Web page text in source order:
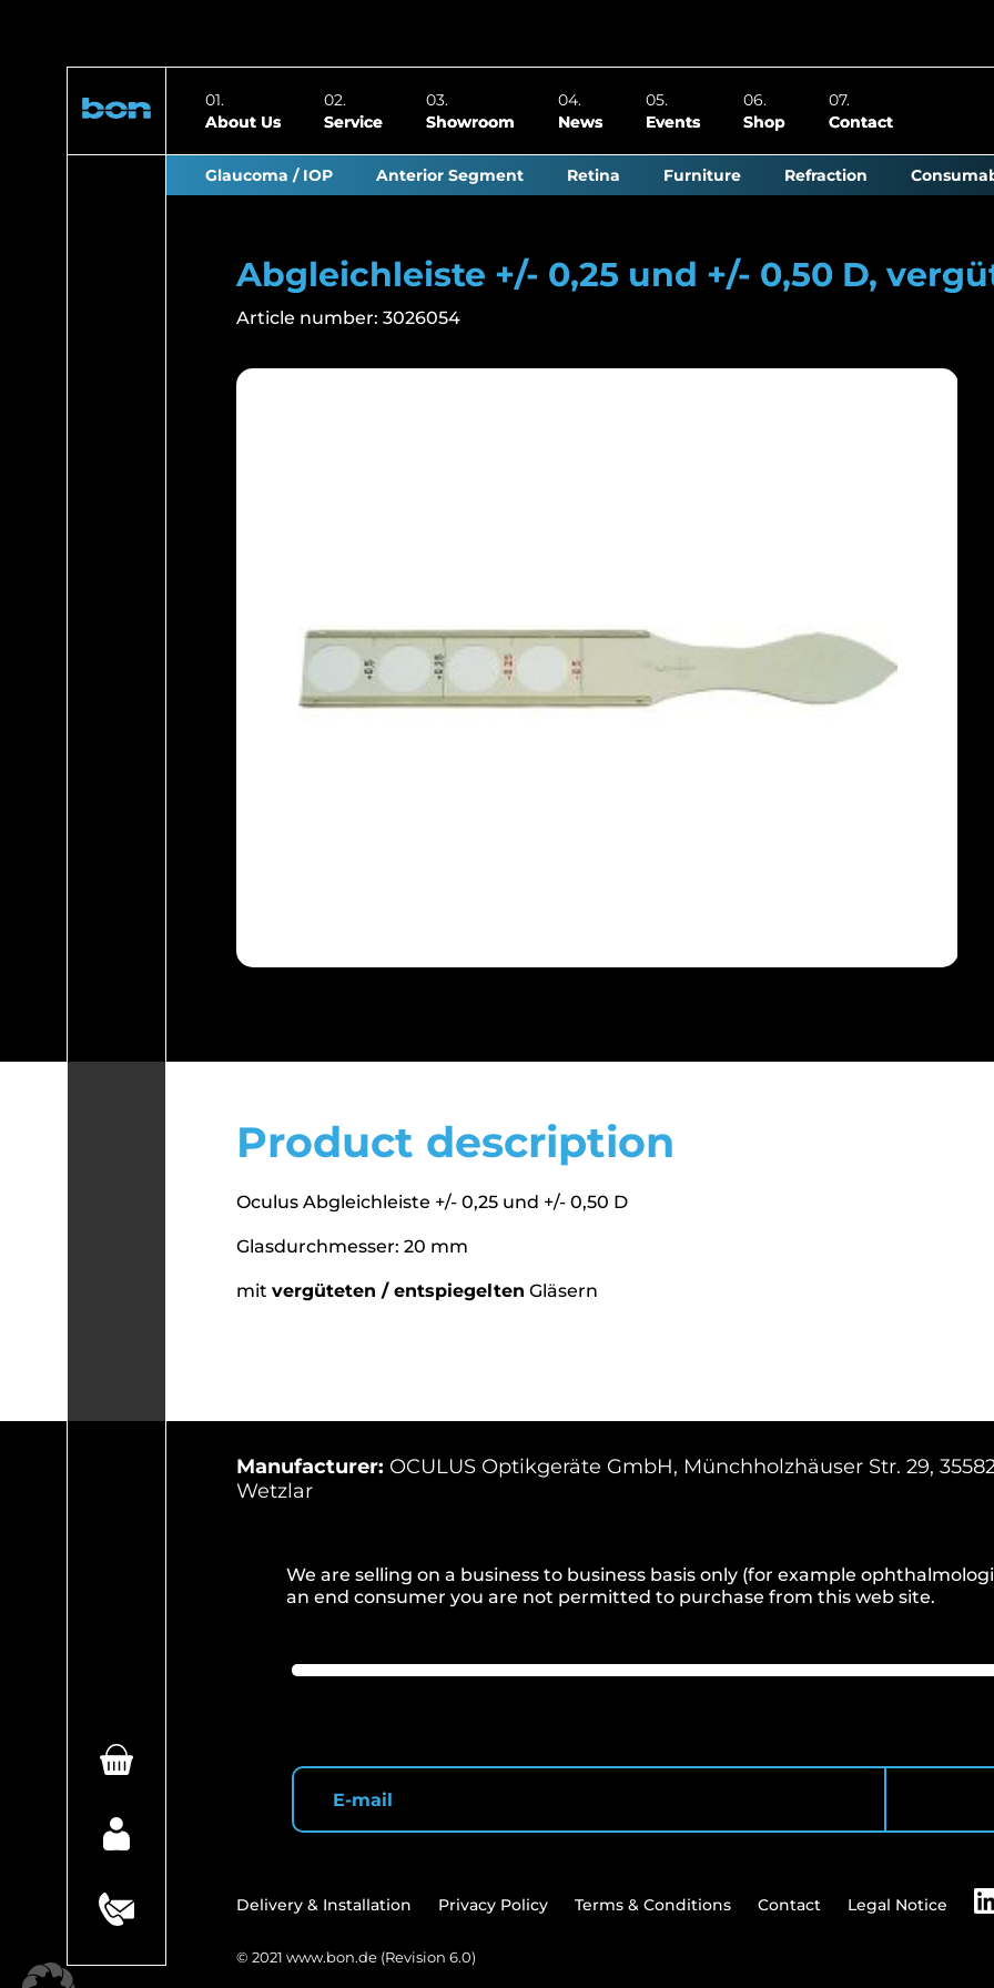
About Us Service Showroom News Events Shop
Glaucoma / IOP Anterior Segment Retina Furniture Refraction
Contact
Abgleichleiste +/- 0,25 und +/- 0,50 D,
Article number: 3026054
Product description
Oculus Abgleichleiste +/- 0,25 und +/- 0,50 D
Glasdurchmesser: 20 mm
mit vergüteten / entspiegelten Gläsern
Manufacturer: OCULUS Optikgeräte GmbH, Münchholzhäuser Str. 29,
Wetzlar
We are selling on a business to business basis only (for example
an end consumer you are not permitted to purchase from this web site.
Delivery & Installation Privacy Policy Terms & Conditions Contact Legal Notice
© 2021 www.bon.de(Revision 6.0)